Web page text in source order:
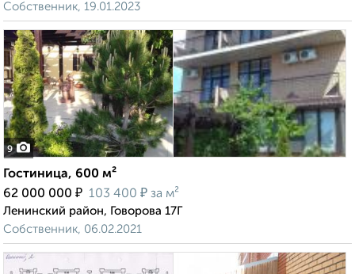
Собственник, 19.01.2023
9
Гостиница, 600 м²
62 000 000 ₽ 103 400 ₽ за м²
Ленинский район, Говорова 17Г
Собственник, 06.02.2021